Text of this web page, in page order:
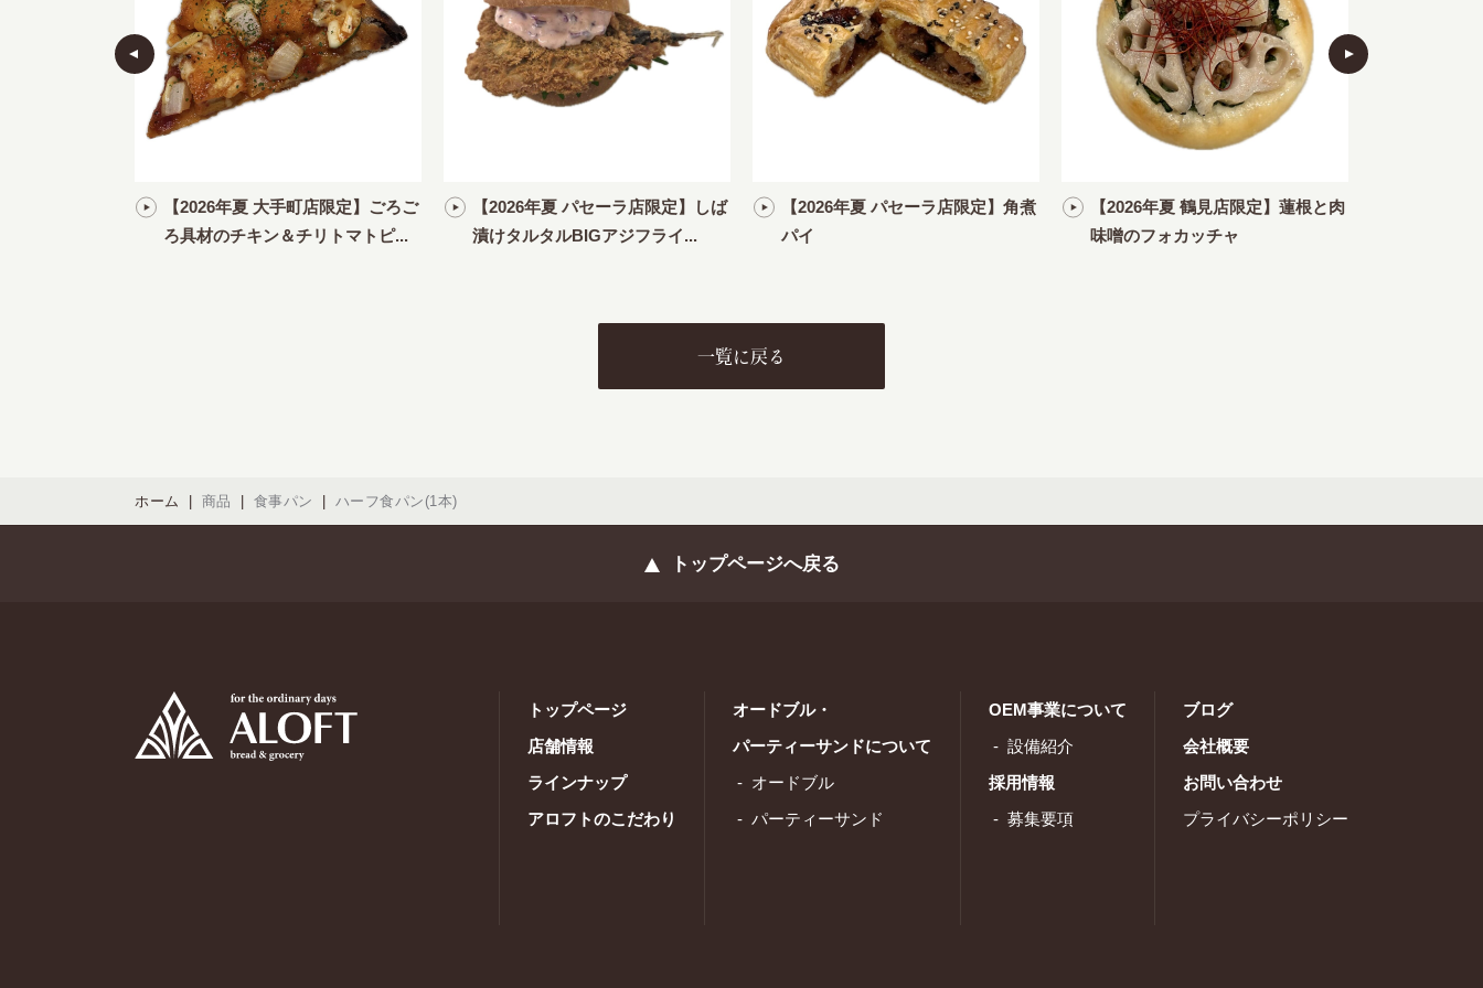
【2026年夏 大手町店限定】ごろご
ろ具材のチキン＆チリトマトピ...
【2026年夏 パセーラ店限定】しば
漬けタルタルBIGアジフライ...
【2026年夏 パセーラ店限定】角煮
パイ
【2026年夏 鶴見店限定】蓮根と肉
味噌のフォカッチャ
一覧に戻る
ホーム 商品 食事パン ハーフ食パン(1本)
トップページへ戻る
トップページ
店舗情報
ラインナップ
アロフトのこだわり
オードブル・
パーティーサンドについて
オードブル
パーティーサンド
OEM事業について
設備紹介
採用情報
募集要項
ブログ
会社概要
お問い合わせ
プライバシーポリシー